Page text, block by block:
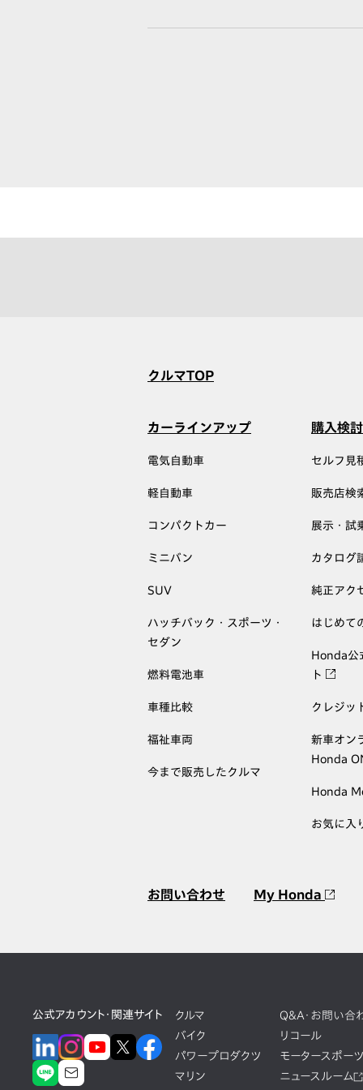
クルマTOP
カーラインアップ
電気自動車
軽自動車
コンパクトカー
ミニバン
SUV
ハッチバック・スポーツ・
セダン
燃料電池車
車種比較
福祉車両
今まで販売したクルマ
購入検
セルフ見
販売店検
展示・試
カタログ
純正アク
はじめて
Honda公
ト
クレジッ
新車オン
Honda
Honda
お気に入
お問い合わせ My Honda
公式アカウント・関連サイト
クルマ
バイク
パワープロダクツ
マリン
Q&A・お問い合
リコール
モータースポーツ
ニュースルーム